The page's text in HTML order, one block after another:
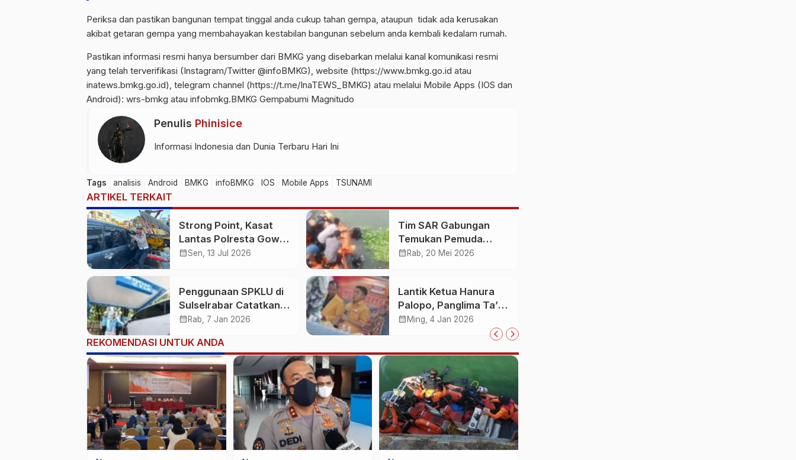
Periksa dan pastikan bangunan tempat tinggal anda cukup tahan gempa, ataupun tidak ada kerusakan
akibat getaran gempa yang membahayakan kestabilan bangunan sebelum anda kembali kedalam rumah.
Pastikan informasi resmi hanya bersumber dari BMKG yang disebarkan melalui kanal komunikasi resmi
yang telah terverifikasi (Instagram/Twitter @infoBMKG), website (https://www.bmkg.go.id atau
inatews.bmkg.go.id), telegram channel (https://t.me/InaTEWS_BMKG) atau melalui Mobile Apps (IOS dan
Android): wrs-bmkg atau infobmkg.BMKG Gempabumi Magnitudo
Penulis Phinisice
Informasi Indonesia dan Dunia Terbaru Hari Ini
Tags analisis Android BMKG infoBMKG IOS Mobile Apps TSUNAMI
ARTIKEL TERKAIT
Strong Point, Kasat
Lantas Polresta Gowa
Sigap Bantu Korban
calendar_monthSen, 13 Jul 2026
Tim SAR Gabungan
Temukan Pemuda
Loncat ke Sungai
calendar_month Rab, 20 Mei 2026
Penggunaan SPKLU di
Sulselrabar Catatkan
Kenaikan Tiga Kali
calendar_month Rab, 7 Jan 2026
Lantik Ketua Hanura
Palopo, Panglima Ta’ :
Jabatan adalah
jawabkan!
calendar_month Ming, 4 Jan 2026
REKOMENDASI UNTUK ANDA